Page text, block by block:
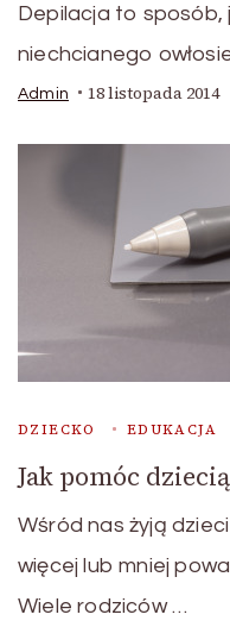
Depilacja to sposób,
niechcianego
Admin 18 listopada 2014
DZIECKO EDUKACJA
Jak pomóc
Wśród nas żyją
więcej lub mniej
Wiele rodziców …